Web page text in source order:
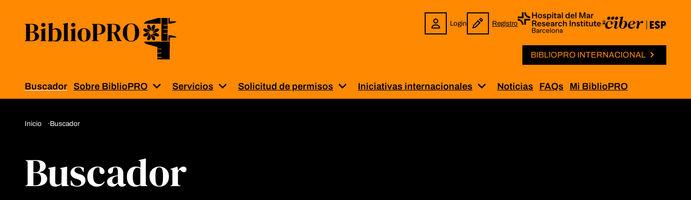
Login Registro
BIBLIOPRO INTERNACIONAL
Buscador Sobre BiblioPRO Muestra el submenú para “Sobre BiblioPRO”
Servicios Muestra el submenú para “Servicios”
Solicitud de permisos Muestra el submenú para “Solicitud de permisos”
Iniciativas internacionales Muestra el submenú para “Iniciativas
Noticias FAQs Mi BiblioPRO
Inicio Buscador
Buscador